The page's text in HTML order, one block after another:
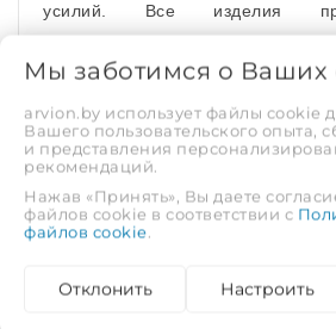
усилий. Все изделия
высококачественных
долговечность,
Соединительприменяется
подключения шланга с
переходником или тройником.
зажимной механизм
соединитель на шланге.
Мы заботимся о Ваших
arvion.by использует файлы cookie
Вашего пользовательского опыта,
и представления
рекомендаций.
Нажав «Принять», Вы даете
файлов cookie в соответствии с
файлов cookie.
Отклонить Настроить